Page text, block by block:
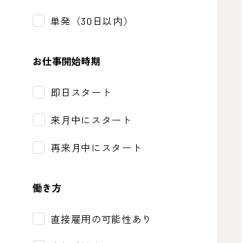
単発（30日以内）
お仕事開始時期
即日スタート
来月中にスタート
再来月中にスタート
働き方
直接雇用の可能性あり